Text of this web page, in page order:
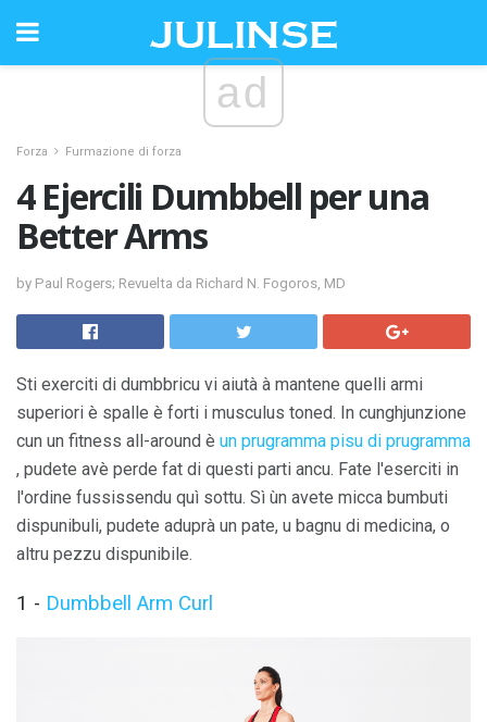
ad
Forza Furmazione di forza
4 Ejercili Dumbbell per una
Better Arms
by Paul Rogers; Revuelta da Richard N. Fogoros, MD
Sti exerciti di dumbbricu vi aiutà à mantene quelli armi
superiori è spalle è forti i musculus toned. In cunghjunzione
cun un fitness all-around è un prugramma pisu di prugramma
, pudete avè perde fat di questi parti ancu. Fate l'eserciti in
l'ordine fussissendu quì sottu. Sì ùn avete micca bumbuti
dispunibuli, pudete aduprà un pate, u bagnu di medicina, o
altru pezzu dispunibile.
1 - Dumbbell Arm Curl